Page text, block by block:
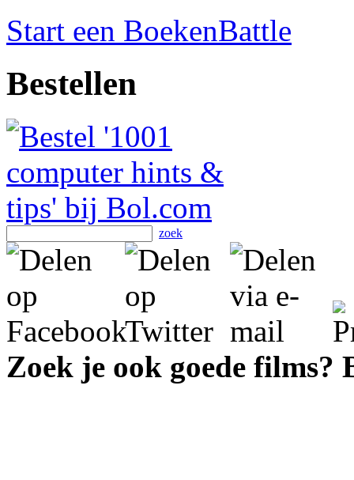
Start een BoekenBattle
Bestellen
zoek
Zoek je ook goede films?